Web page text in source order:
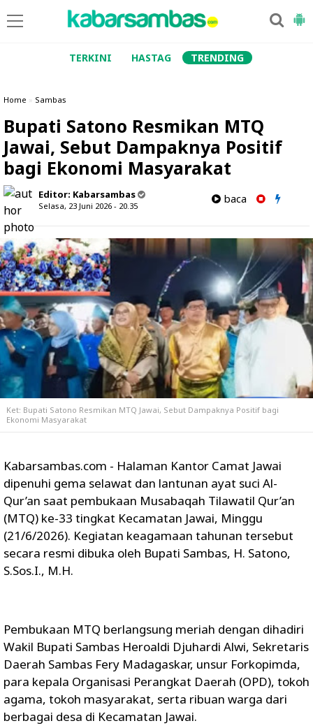
TERKINI HASTAG TRENDING
Home » Sambas
Bupati Satono Resmikan MTQ
Jawai, Sebut Dampaknya Positif
bagi Ekonomi Masyarakat
Editor: Kabarsambas
Selasa, 23 Juni 2026 - 20.35
baca
Ket: Bupati Satono Resmikan MTQ Jawai, Sebut Dampaknya Positif bagi
Ekonomi Masyarakat
Kabarsambas.com - Halaman Kantor Camat Jawai
dipenuhi gema selawat dan lantunan ayat suci Al-
Qur’an saat pembukaan Musabaqah Tilawatil Qur’an
(MTQ) ke-33 tingkat Kecamatan Jawai, Minggu
(21/6/2026). Kegiatan keagamaan tahunan tersebut
secara resmi dibuka oleh Bupati Sambas, H. Satono,
S.Sos.I., M.H.
Pembukaan MTQ berlangsung meriah dengan dihadiri
Wakil Bupati Sambas Heroaldi Djuhardi Alwi, Sekretaris
Daerah Sambas Fery Madagaskar, unsur Forkopimda,
para kepala Organisasi Perangkat Daerah (OPD), tokoh
agama, tokoh masyarakat, serta ribuan warga dari
berbagai desa di Kecamatan Jawai.